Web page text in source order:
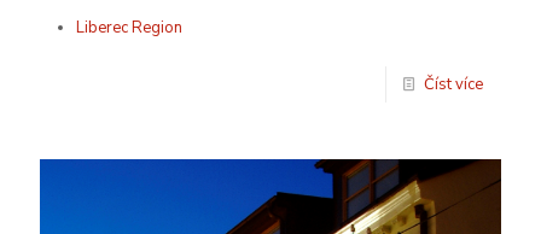
Liberec Region
Číst více